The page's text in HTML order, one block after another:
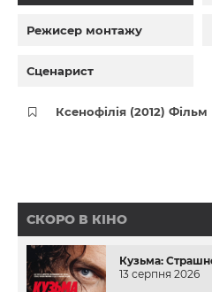
Режисер монтажу
Сценарист
Ксенофілія (2012) Фільм
СКОРО В КІНО
Кузьма:
13 серпня 2026